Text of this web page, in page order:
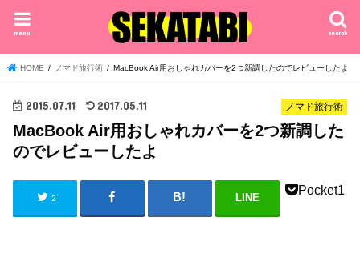
search
menu
HOME ノマド旅行術 MacBook Air用おしゃれカバーを2つ新調したのでレビューしたよ
ノマド旅行術
2015.07.11 2017.05.11
MacBook Air用おしゃれカバーを2つ新調した
のでレビューしたよ
2 LINE
Pocket1